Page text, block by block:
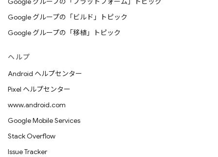
Google グループの「ビルド」トピック
Google グループの「移植」トピック
ヘルプ
Android ヘルプセンター
Pixel ヘルプセンター
www.android.com
Google Mobile Services
Stack Overflow
Issue Tracker